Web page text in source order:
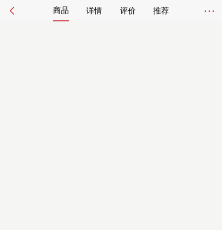
商品 详情 评价 推荐